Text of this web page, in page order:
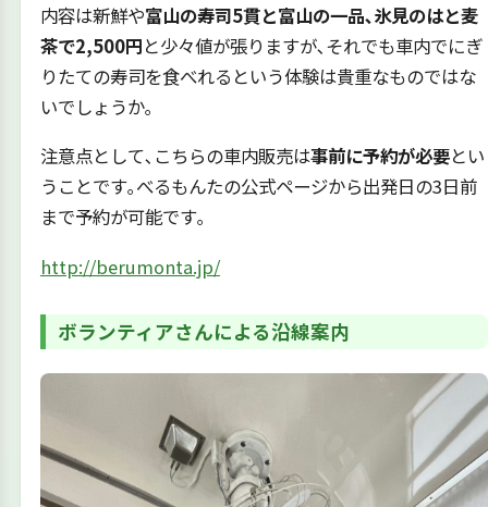
内容は新鮮や富山の寿司5貫と富山の一品､氷見のはと麦
茶で2,500円と少々値が張りますが､それでも車内でにぎ
りたての寿司を食べれるという体験は貴重なものではな
いでしょうか｡
注意点として､こちらの車内販売は事前に予約が必要とい
うことです｡べるもんたの公式ページから出発日の3日前
まで予約が可能です｡
http://berumonta.jp/
ボランティアさんによる沿線案内